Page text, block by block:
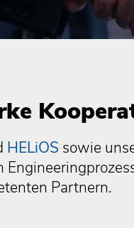
HELiOS sowie
Partnern.